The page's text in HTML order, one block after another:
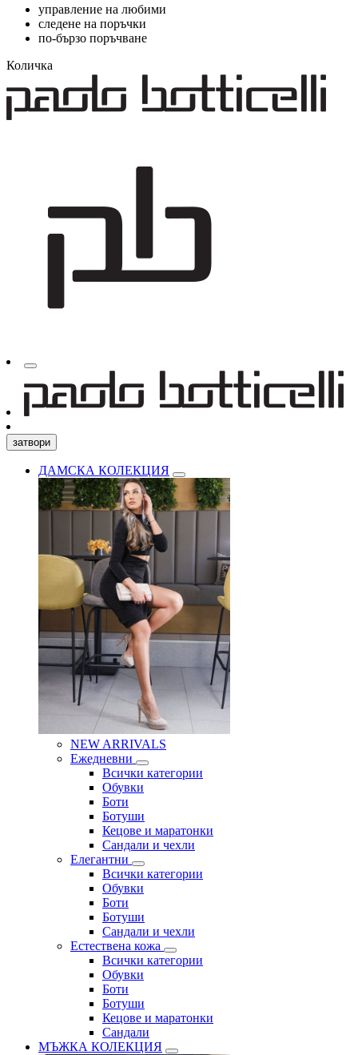
управление на любими
следене на поръчки
по-бързо поръчване
Количка
затвори
ДАМСКА КОЛЕКЦИЯ
NEW ARRIVALS
Ежедневни
Всички категории
Обувки
Боти
Ботуши
Кецове и маратонки
Сандали и чехли
Елегантни
Всички категории
Обувки
Боти
Ботуши
Сандали и чехли
Естествена кожа
Всички категории
Обувки
Боти
Ботуши
Кецове и маратонки
Сандали
МЪЖКА КОЛЕКЦИЯ